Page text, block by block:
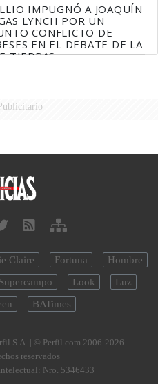
IMPUGNÓ A JOAQUÍN
LYNCH POR UN
CONFLICTO DE
EN EL DEBATE DE LA
TIERRAS
Claire Fortuna
Hombre
Supercampo Look
Luz
BATimes
S.A. | © Perfil.com 2006-2026 -
reservados
Nro. 5346433